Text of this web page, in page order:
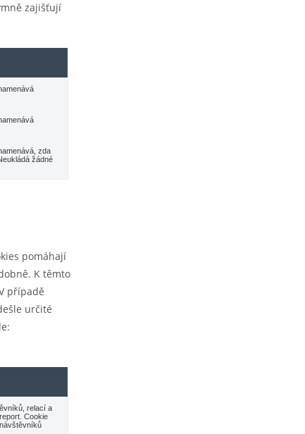
zajišťují
zda
žádné
pomáhají
K těmto
případě
určité
relací a
Cookie